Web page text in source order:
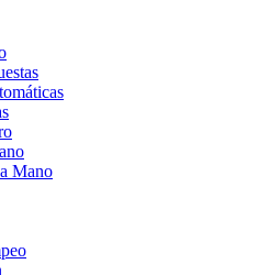
Mano